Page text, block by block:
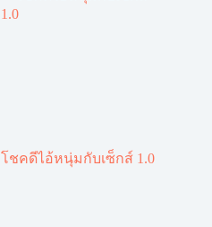
โชคดีไอ้หนุ่มกับเซ็กส์ 1.0